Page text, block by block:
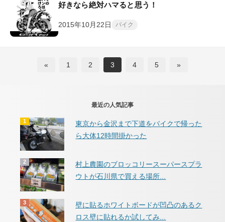
好きなら絶対ハマると思う！
2015年10月22日 バイク
« 1 2 3 4 5 »
最近の人気記事
東京から金沢まで下道をバイクで帰った
ら大体12時間掛かった
村上農園のブロッコリースーパースプラ
ウトが石川県で買える場所...
壁に貼るホワイトボードが凹凸のあるク
ロス壁に貼れるか試してみ...